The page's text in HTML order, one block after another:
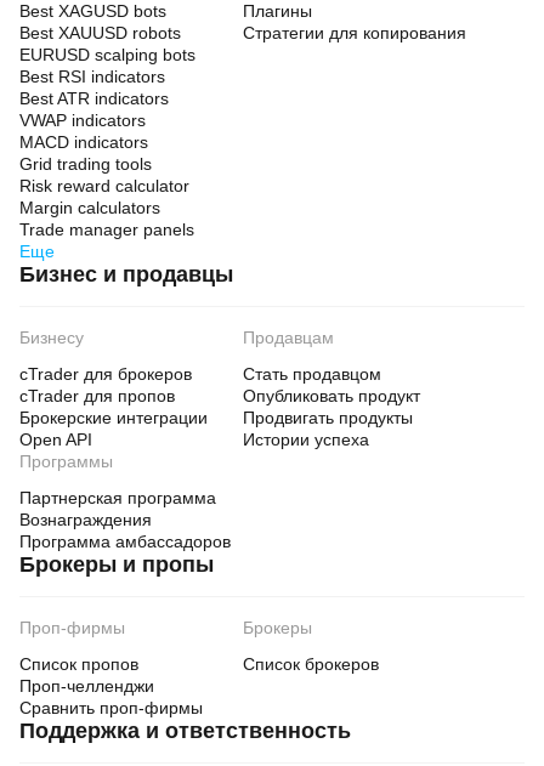
Best XAGUSD bots
Best XAUUSD robots
EURUSD scalping bots
Best RSI indicators
Best ATR indicators
VWAP indicators
MACD indicators
Grid trading tools
Risk reward calculator
Margin calculators
Trade manager panels
Еще
Плагины
Стратегии для копирования
Бизнес и продавцы
Бизнесу
cTrader для брокеров
cTrader для пропов
Брокерские интеграции
Open API
Продавцам
Стать продавцом
Опубликовать продукт
Продвигать продукты
Истории успеха
Программы
Партнерская программа
Вознаграждения
Программа амбассадоров
Брокеры и пропы
Проп-фирмы
Список пропов
Проп-челленджи
Сравнить проп-фирмы
Брокеры
Список брокеров
Поддержка и ответственность